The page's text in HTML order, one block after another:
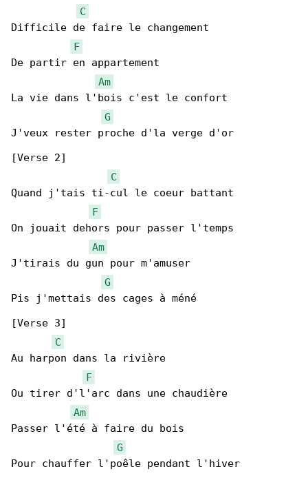
C
Difficile de faire le changement
F
De partir en appartement
Am
La vie dans l'bois c'est le confort
G
J'veux rester proche d'la verge d'or
[Verse 2]
C
Quand j'tais ti-cul le coeur battant
F
On jouait dehors pour passer l'temps
Am
J'tirais du gun pour m'amuser
G
Pis j'mettais des cages à méné
[Verse 3]
C
Au harpon dans la rivière
F
Ou tirer d'l'arc dans une chaudière
Am
Passer l'été à faire du bois
G
Pour chauffer l'poêle pendant l'hiver